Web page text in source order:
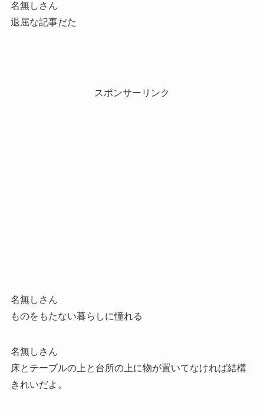
名無しさん
退屈な記事だた
スポンサーリンク
名無しさん
ものをもたない暮らしに憧れる
名無しさん
床とテーブルの上と台所の上に物が置いてなければ結構
きれいだよ。